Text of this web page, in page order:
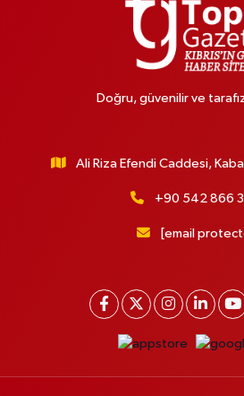
Doğru, güvenilir ve
Ali Riza Efendi Caddesi,
+90 542 866
[email